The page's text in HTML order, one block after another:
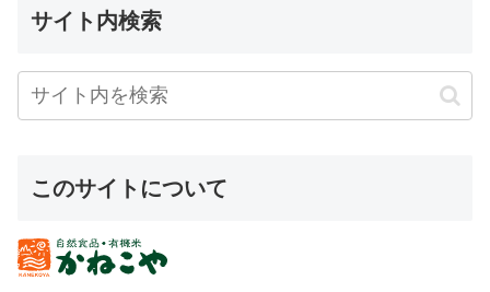
サイト内検索
このサイトについて